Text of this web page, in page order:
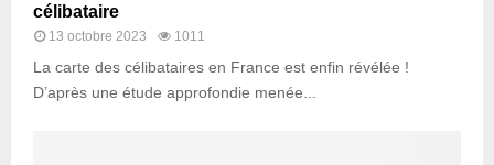
célibataire
13 octobre 2023 1011
La carte des célibataires en France est enfin révélée !
D’après une étude approfondie menée...